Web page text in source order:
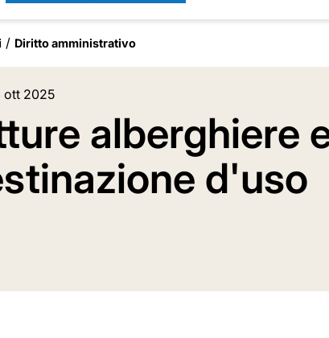
Diritto amministrativo
ott 2025
alberghiere
d'uso